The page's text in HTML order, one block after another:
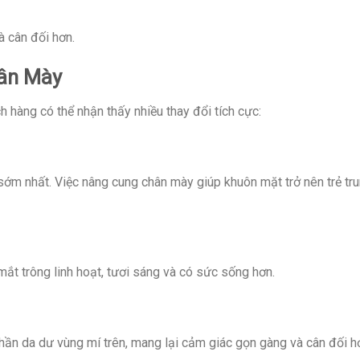
cân đối hơn.
Mày
hàng có thể nhận thấy nhiều thay đổi tích cực:
nhất. Việc nâng cung chân mày giúp khuôn mặt trở nên trẻ
trông linh hoạt, tươi sáng và có sức sống hơn.
da dư vùng mí trên, mang lại cảm giác gọn gàng và cân đối